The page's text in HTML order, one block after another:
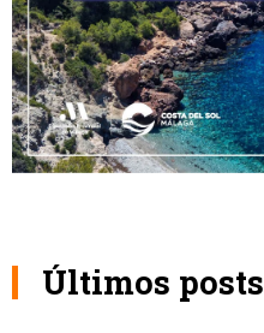
Últimos posts